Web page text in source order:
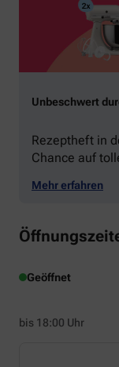
Unbeschwert
Rezeptheft in
Chance auf
Mehr erfahren
Geöffnet
bis 18:00 Uhr